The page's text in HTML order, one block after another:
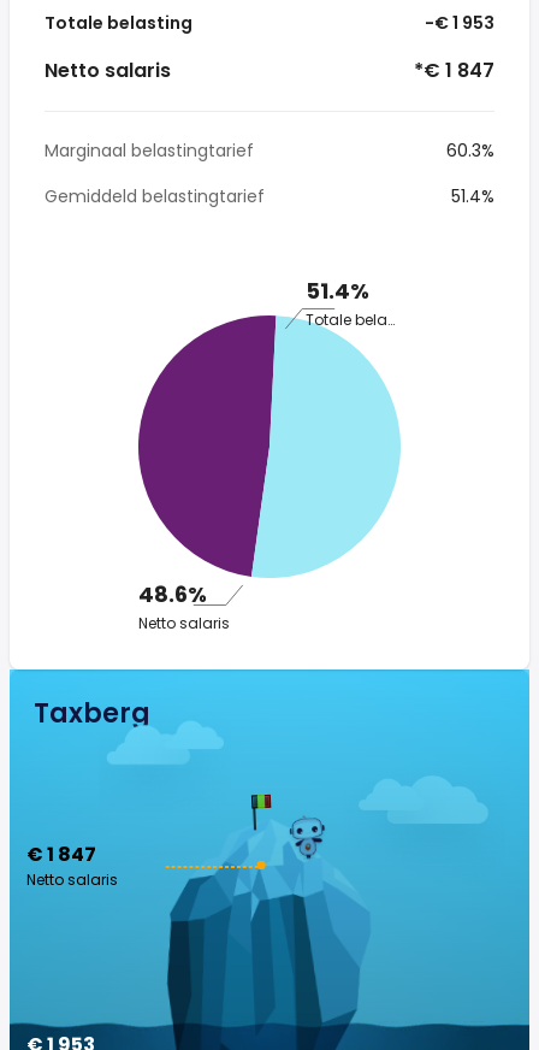
Totale belasting -€ 1 953
Netto salaris *€ 1 847
Marginaal belastingtarief
60.3%
Gemiddeld belastingtarief
51.4%
51.4%
Totale belasting
48.6%
Netto salaris
Taxberg
€ 1 847
Netto salaris